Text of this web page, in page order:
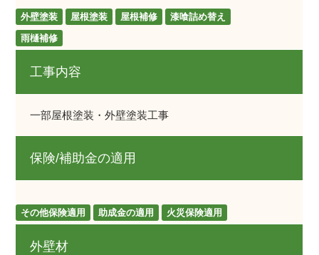
外壁塗装 屋根塗装 屋根補修
漆喰詰め替え
雨樋補修
工事内容
一部屋根塗装・外壁塗装工事
保険/補助金の適用
その他保険適用 助成金の適用 火災保険適用
外壁材